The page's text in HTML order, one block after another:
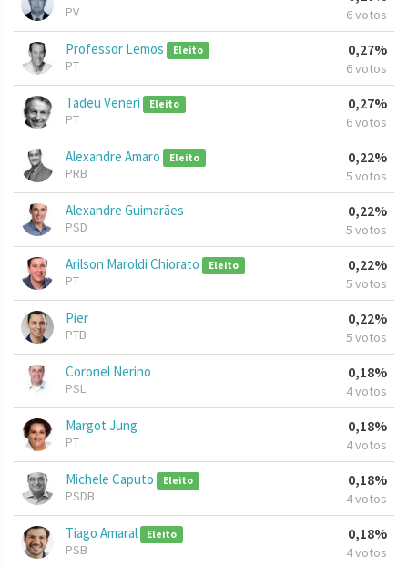
PV 6 votos
Professor Lemos Eleito
PT
0,27%
6 votos
Tadeu Veneri Eleito
PT
0,27%
6 votos
Alexandre Amaro Eleito
PRB
0,22%
5 votos
Alexandre Guimarães
PSD
0,22%
5 votos
Arilson Maroldi Chiorato Eleito
PT
0,22%
5 votos
Pier
PTB
0,22%
5 votos
Coronel Nerino
PSL
0,18%
4 votos
Margot Jung
PT
0,18%
4 votos
Michele Caputo Eleito
PSDB
0,18%
4 votos
Tiago Amaral Eleito
PSB
0,18%
4 votos